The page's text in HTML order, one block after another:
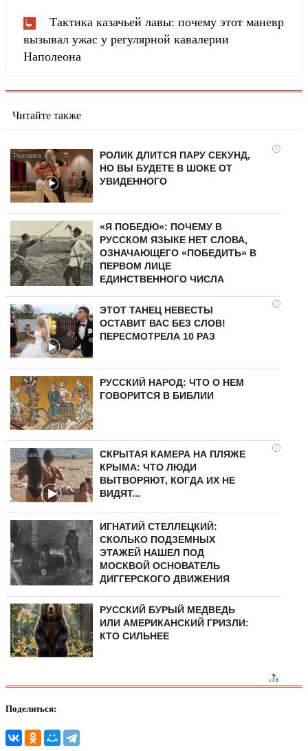
Тактика казачьей лавы: почему этот маневр
вызывал ужас у регулярной кавалерии
Наполеона
Читайте также
i
РОЛИК ДЛИТСЯ ПАРУ СЕКУНД,
НО ВЫ БУДЕТЕ В ШОКЕ ОТ
УВИДЕННОГО
«Я ПОБЕДЮ»: ПОЧЕМУ В
РУССКОМ ЯЗЫКЕ НЕТ СЛОВА,
ОЗНАЧАЮЩЕГО «ПОБЕДИТЬ» В
ПЕРВОМ ЛИЦЕ
ЕДИНСТВЕННОГО ЧИСЛА
i
ЭТОТ ТАНЕЦ НЕВЕСТЫ
ОСТАВИТ ВАС БЕЗ СЛОВ!
ПЕРЕСМОТРЕЛА 10 РАЗ
РУССКИЙ НАРОД: ЧТО О НЕМ
ГОВОРИТСЯ В БИБЛИИ
i
СКРЫТАЯ КАМЕРА НА ПЛЯЖЕ
КРЫМА: ЧТО ЛЮДИ
ВЫТВОРЯЮТ, КОГДА ИХ НЕ
ВИДЯТ...
ИГНАТИЙ СТЕЛЛЕЦКИЙ:
СКОЛЬКО ПОДЗЕМНЫХ
ЭТАЖЕЙ НАШЕЛ ПОД
МОСКВОЙ ОСНОВАТЕЛЬ
ДИГГЕРСКОГО ДВИЖЕНИЯ
РУССКИЙ БУРЫЙ МЕДВЕДЬ
ИЛИ АМЕРИКАНСКИЙ ГРИЗЛИ:
КТО СИЛЬНЕЕ
Поделиться: